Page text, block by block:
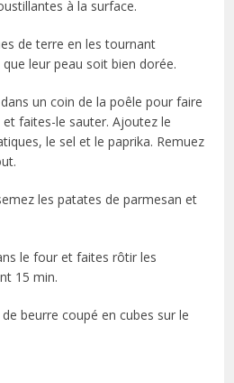
à la surface.
de terre en les tournant
leur peau soit bien dorée.
un coin de la poêle pour faire
et faites-le sauter. Ajoutez le
le sel et le paprika. Remuez
les patates de parmesan et
le four et faites rôtir les
15 min.
beurre coupé en cubes sur le